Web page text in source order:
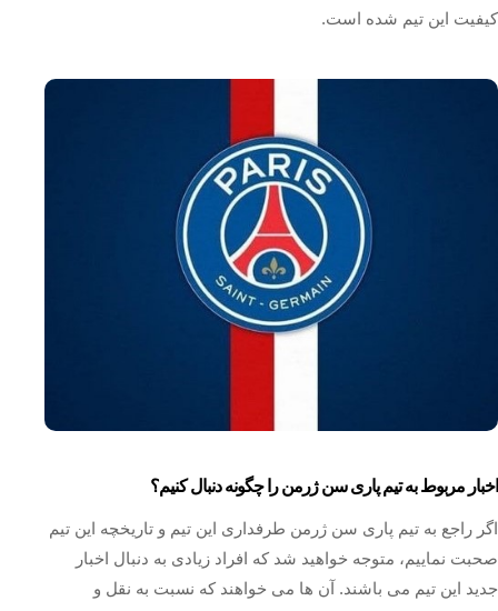
کیفیت این تیم شده است.
اخبار مربوط به تیم پاری سن ژرمن را چگونه دنبال کنیم؟
اگر راجع به تیم پاری سن ژرمن طرفداری این تیم و تاریخچه این تیم
صحبت نماییم، متوجه خواهید شد که افراد زیادی به دنبال اخبار
جدید این تیم می باشند. آن ها می خواهند که نسبت به نقل و